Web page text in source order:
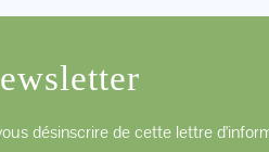
désinscrire de cette lettre